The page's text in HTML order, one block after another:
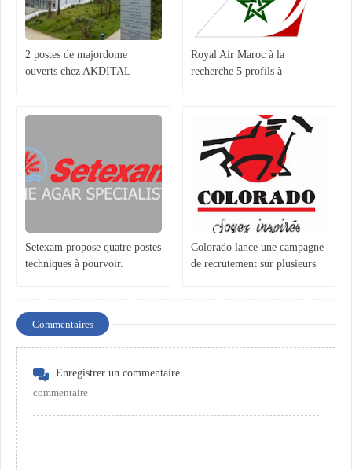
2 postes de majordome
ouverts chez AKDITAL
Royal Air Maroc à la
recherche 5 profils à
Setexam propose quatre postes
techniques à pourvoir.
Colorado lance une campagne
de recrutement sur plusieurs
Commentaires
Enregistrer un commentaire
commentaire